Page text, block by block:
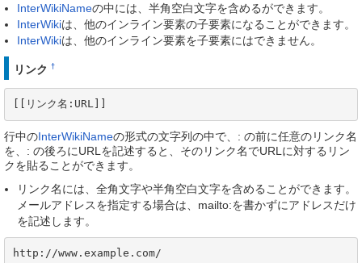
InterWikiNameの中には、半角空白文字を含めるができます。
InterWikiは、他のインライン要素の子要素になることができます。
InterWikiは、他のインライン要素を子要素にはできません。
リンク †
[[リンク名:URL]]
行中のInterWikiNameの形式の文字列の中で、: の前に任意のリンク名
を、: の後ろにURLを記述すると、そのリンク名でURLに対するリン
クを貼ることができます。
リンク名には、全角文字や半角空白文字を含めることができます。
メールアドレスを指定する場合は、mailto:を書かずにアドレスだけ
を記述します。
http://www.example.com/